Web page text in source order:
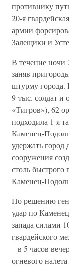
противнику
20-я
армии
Залещики и
В течение ночи
заняв
штурму города.
9 тыс. солдат и
«Тигров»), 62
подходила 1-я
Каменец-
удержать город
сооружения
столь быстрого
Каменец-
По решению
удар по
запада силами
гвардейского
– в 5 часов
огневого